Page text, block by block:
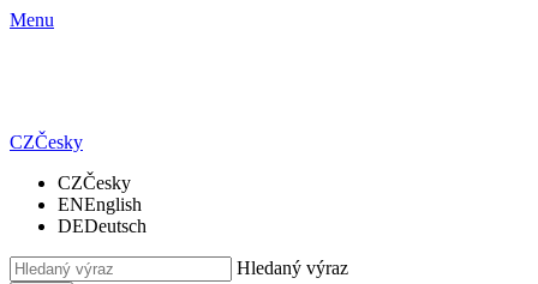
Menu
CZČesky
CZČesky
ENEnglish
DEDeutsch
Hledaný výraz